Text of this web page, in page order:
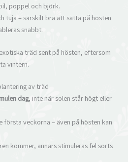
poppel och björk.
tuja – särskilt bra att sätta på hösten
snabbt.
träd sent på hösten, eftersom
vintern.
av träd
dag, inte när solen står högt eller
första veckorna – även på hösten kan
kommer, annars stimuleras fel sorts